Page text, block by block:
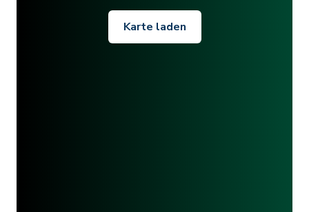
Karte laden